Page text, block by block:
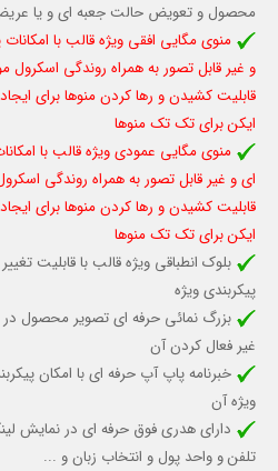
محصول و تعویض حالت جعبه ای و یا عریض
منوی مگایی افقی ویژه قالب با
و غیر قابل تصور به همراه روندگی اسکرول
قابلیت کشیدن و رها کردن منوها برای
ایکن برای تک تک منوها
منوی مگایی عمودی ویژه قالب با
ای و غیر قابل تصور به همراه روندگی
قابلیت کشیدن و رها کردن منوها برای
ایکن برای تک تک منوها
بلوک انطباقی ویژه قالب با قابلیت
پیکربندی ویژه
بزرگ نمائی حرفه ای تصویر محصول
غیر فعال کردن آن
خبرنامه پاپ آپ حرفه ای با امکان
ویژه آن
دارای هدری فوق حرفه ای در نمایش
تلفن و واحد پول و انتخاب زبان و ...